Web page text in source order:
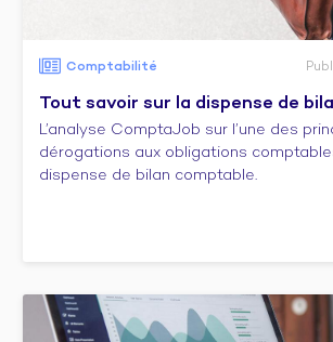
Comptabilité
Tout savoir sur la dispense de
L’analyse ComptaJob sur l’une des
dérogations aux obligations
dispense de bilan comptable.